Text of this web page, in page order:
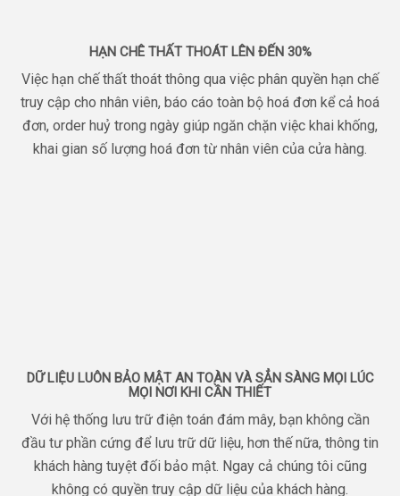
HẠN CHÊ THẤT THOÁT LÊN ĐẾN 30%
Việc hạn chế thất thoát thông qua việc phân quyền hạn chế
truy cập cho nhân viên, báo cáo toàn bộ hoá đơn kể cả hoá
đơn, order huỷ trong ngày giúp ngăn chặn việc khai khống,
khai gian số lượng hoá đơn từ nhân viên của cửa hàng.
DỮ LIỆU LUÔN BẢO MẬT AN TOÀN VÀ SẲN SÀNG MỌI LÚC
MỌI NƠI KHI CẦN THIẾT
Với hệ thống lưu trữ điện toán đám mây, bạn không cần
đầu tư phần cứng để lưu trữ dữ liệu, hơn thế nữa, thông tin
khách hàng tuyệt đối bảo mật. Ngay cả chúng tôi cũng
không có quyền truy cập dữ liệu của khách hàng.